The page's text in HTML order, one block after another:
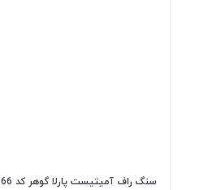
سنگ راف آمیتیست پارلا گوهر کد 6366